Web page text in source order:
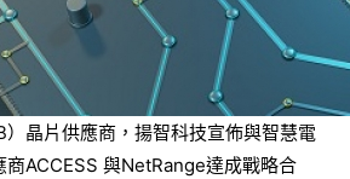
晶片供應商，揚智科技宣佈與智慧電
ACCESS 與NetRange達成戰略合